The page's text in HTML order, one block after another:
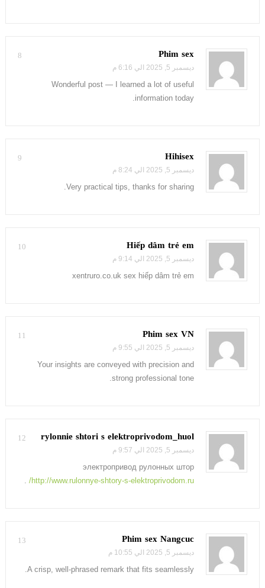
8 Phim sex
ديسمبر 5, 2025 الي 6:16 م
Wonderful post — I learned a lot of useful
information today.
9 Hihisex
ديسمبر 5, 2025 الي 8:24 م
Very practical tips, thanks for sharing.
10 Hiếp dâm trẻ em
ديسمبر 5, 2025 الي 9:14 م
xentruro.co.uk sex hiếp dâm trẻ em
11 Phim sex VN
ديسمبر 5, 2025 الي 9:55 م
Your insights are conveyed with precision and
strong professional tone.
12 rylonnie shtori s elektroprivodom_huol
ديسمبر 5, 2025 الي 9:57 م
электропривод рулонных штор
http://www.rulonnye-shtory-s-elektroprivodom.ru/
.
13 Phim sex Nangcuc
ديسمبر 5, 2025 الي 10:55 م
A crisp, well-phrased remark that fits seamlessly.